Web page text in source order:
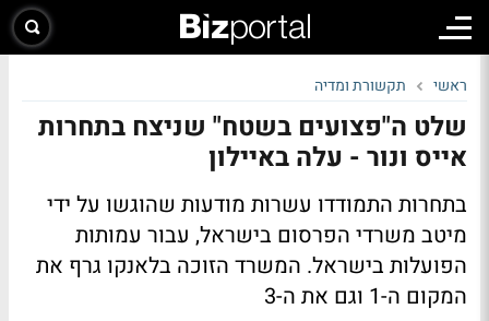
ראשי תקשורת ומדיה
שלט ה"פצועים בשטח" שניצח בתחרות
אייס ונור - עלה באיילון
בתחרות התמודדו עשרות מודעות שהוגשו על ידי
מיטב משרדי הפרסום בישראל, עבור עמותות
הפועלות בישראל. המשרד הזוכה בלאנקו גרף את
המקום ה-1 וגם את ה-3